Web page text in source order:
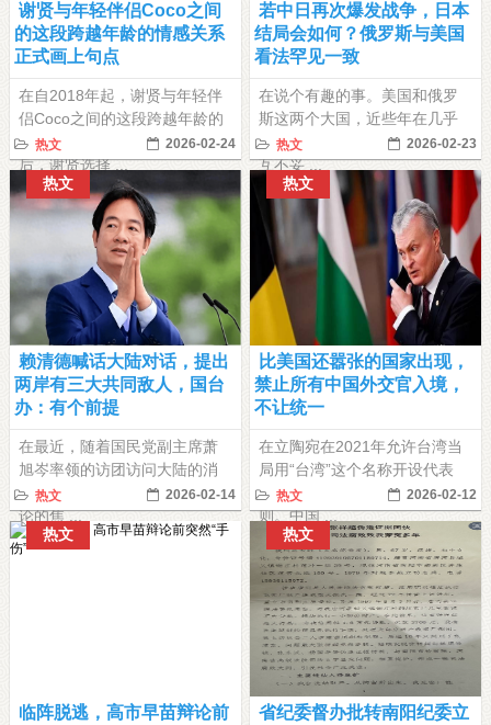
谢贤与年轻伴侣Coco之间
的这段跨越年龄的情感关系
正式画上句点
在自2018年起，谢贤与年轻伴
侣Coco之间的这段跨越年龄的
情感关系正式画上句点。此
后，谢贤选择 ...
热文 2026-02-24
若中日再次爆发战争，日本
结局会如何？俄罗斯与美国
看法罕见一致
在说个有趣的事。美国和俄罗
斯这两个大国，近些年在几乎
所有国际问题上都针锋相对、
互不妥 ...
热文 2026-02-23
热文
赖清德喊话大陆对话，提出
两岸有三大共同敌人，国台
办：有个前提
在最近，随着国民党副主席萧
旭岑率领的访团访问大陆的消
息，台海两岸关系再度成为舆
论的焦 ...
热文 2026-02-14
热文
比美国还嚣张的国家出现，
禁止所有中国外交官入境，
不让统一
在立陶宛在2021年允许台湾当
局用“台湾”这个名称开设代表
处。这直接涉及一个中国原
则。中国 ...
热文 2026-02-12
热文
临阵脱逃，高市早苗辩论前
热文
省纪委督办批转南阳纪委立